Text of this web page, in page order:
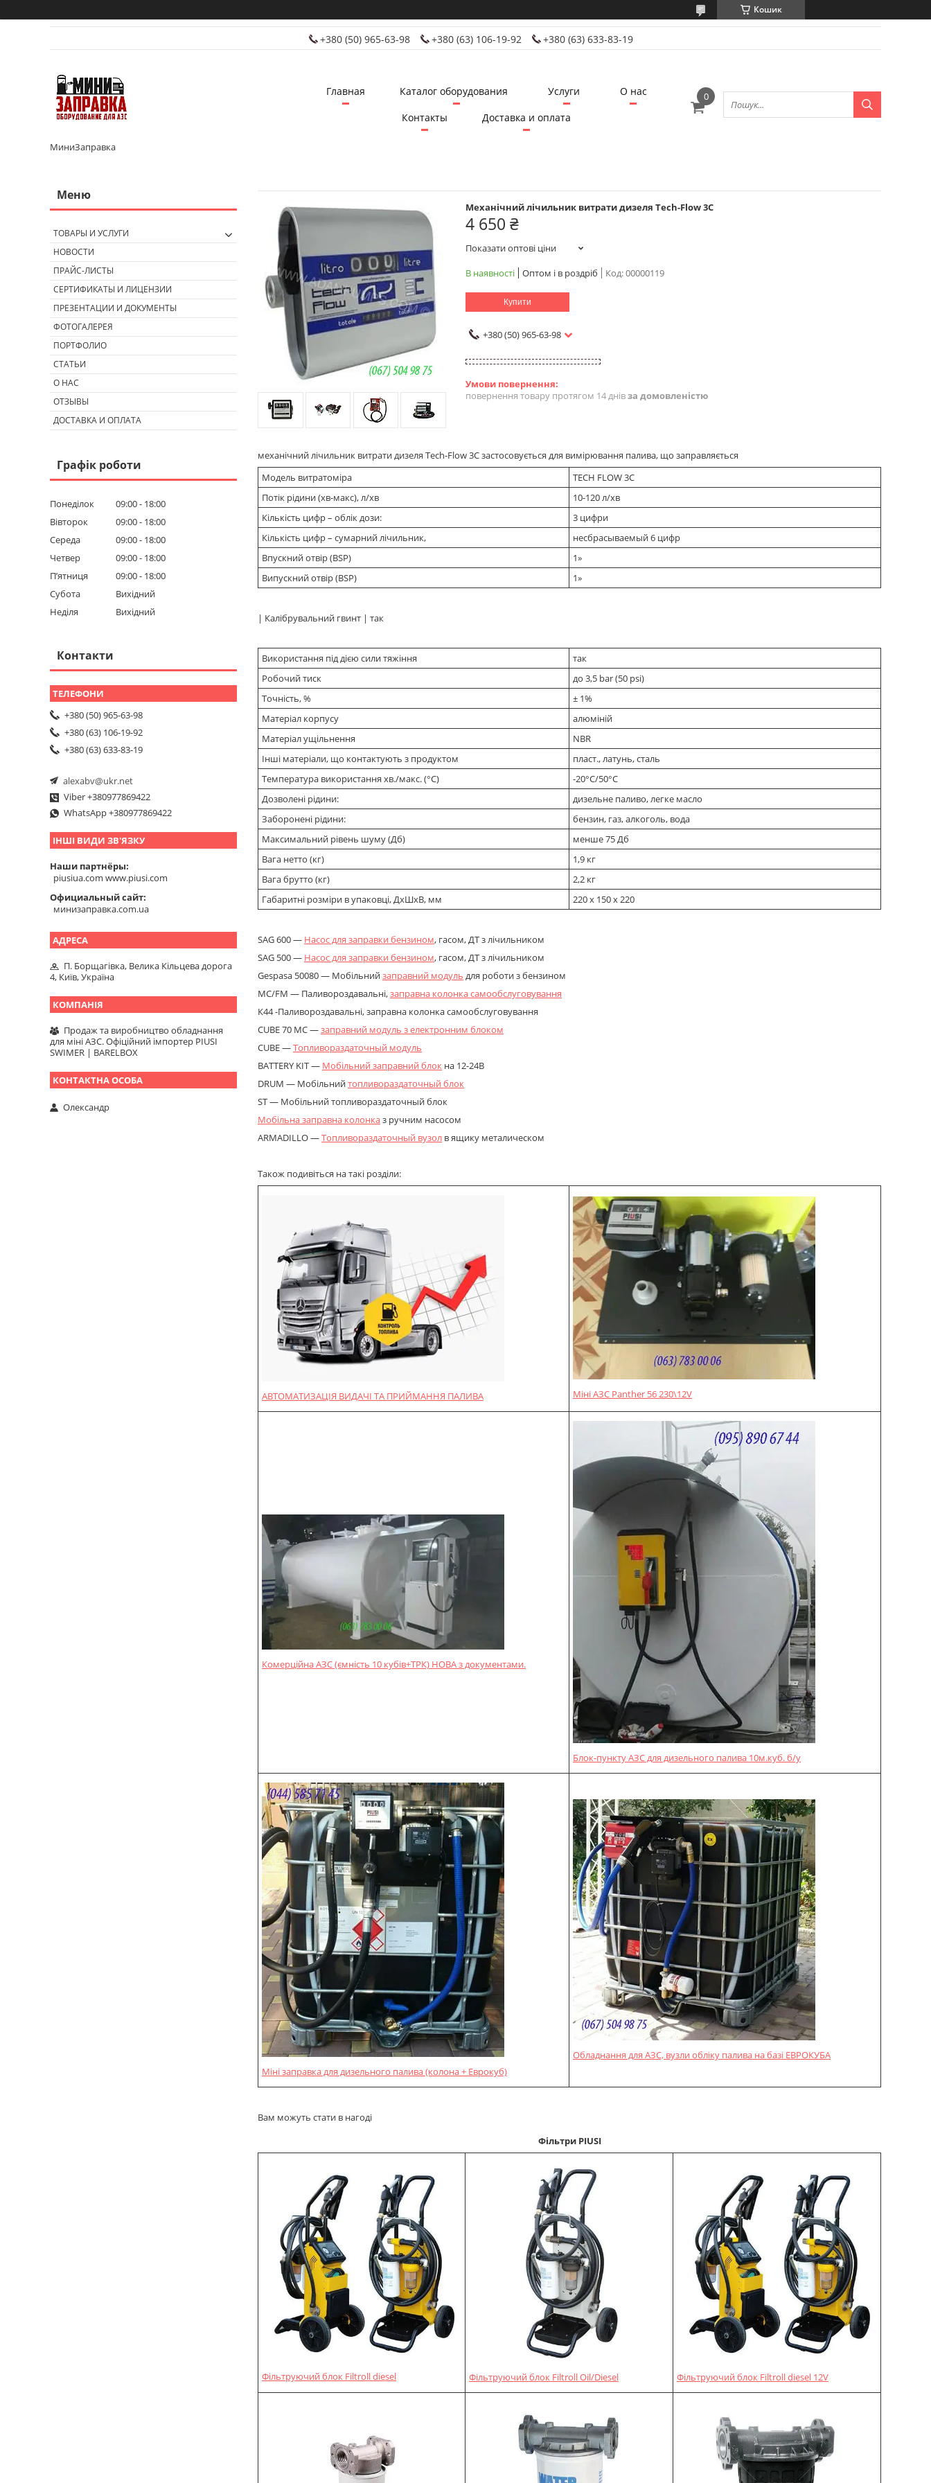
Кошик
+380 (50) 965-63-98 +380 (63) 106-19-92 +380 (63) 633-83-19
МиниЗаправка
Главная Каталог оборудования Услуги
О нас
Контакты
Доставка и оплата
Механічний лічильник витрати дизеля Tech-Flow 3C
4 650 ₴
Показати оптові ціни
В наявності
Оптом і в роздріб Код:00000119
Купити
+380 (50) 965-63-98
повернення товару протягом 14 днівза домовленістю
механічний лічильник витрати дизеля Tech-Flow 3C застосовується для вимірювання палива, що заправляється
Модель витратоміра
TECH FLOW 3C
Потік рідини (хв-макс), л/хв
10-120 л/хв
Кількість цифр – облік дози:
3 цифри
Кількість цифр – сумарний лічильник,
несбрасываемый 6 цифр
Впускний отвір (BSP)
1»
Випускний отвір (BSP)
1»
| Калібрувальний гвинт | так
Використання під дією сили тяжіння
так
Робочий тиск
до 3,5 bar (50 psi)
Точність, %
± 1%
Матеріал корпусу
алюміній
Матеріал ущільнення
NBR
Інші матеріали, що контактують з продуктом
пласт., латунь, сталь
Температура використання хв./макс. (°C)
-20°C/50°C
Дозволені рідини:
дизельне паливо, легке масло
Заборонені рідини:
бензин, газ, алкоголь, вода
Максимальний рівень шуму (Дб)
менше 75 Дб
Вага нетто (кг)
1,9 кг
Вага брутто (кг)
2,2 кг
Габаритні розміри в упаковці, ДхШхВ, мм
220 x 150 x 220
SAG 600 — Насос для заправки бензином, гасом, ДТ з лічильником
SAG 500 — Насос для заправки бензином, гасом, ДТ з лічильником
Gespasa 50080 — Мобільнийзаправний модуль для роботи з бензином
MC/FM — Паливороздавальні,заправна колонка самообслуговування
К44 -Паливороздавальні, заправна колонка самообслуговування
CUBE 70 MC —заправний модуль з електронним блоком
CUBE —Топливораздаточный модуль
BATTERY KIT — Мобільний заправний блок на 12-24В
DRUM — Мобільнийтопливораздаточный блок
ST — Мобільний топливораздаточный блок
Мобільна заправна колонказ ручним насосом
ARMADILLO —Топливораздаточный вузол в ящику металическом
Також подивіться на такі розділи:
АВТОМАТИЗАЦІЯ ВИДАЧІ ТА ПРИЙМАННЯ ПАЛИВА Міні АЗС Panther 56 230\12V
Комерційна АЗС (ємність 10 кубів+ТРК) НОВА з документами.
Блок-пункту АЗС для дизельного палива 10м.куб. б/у
Міні заправка для дизельного палива (колона + Еврокуб)
Обладнання для АЗС, вузли обліку палива на базі ЕВРОКУБА
Вам можуть стати в нагоді
Фільтри PIUSI
Фільтруючий блок Filtroll diesel Фільтруючий блок Filtroll Oil/Diesel Фільтруючий блок Filtroll diesel 12V
ТОВАРЫ И УСЛУГИ
НОВОСТИ
ПРАЙС-ЛИСТЫ
СЕРТИФИКАТЫ И ЛИЦЕНЗИИ
ПРЕЗЕНТАЦИИ И ДОКУМЕНТЫ
ФОТОГАЛЕРЕЯ
ПОРТФОЛИО
СТАТЬИ
О НАС
ОТЗЫВЫ
ДОСТАВКА И ОПЛАТА
Графік роботи
Понеділок 09:00
18:00
Вівторок
09:00
18:00
Середа
09:00
18:00
Четвер
09:00
18:00
Пʼятниця
09:00
18:00
Субота
Вихідний
Неділя
Вихідний
Контакти
+380 (50) 965-63-98
+380 (63) 106-19-92
+380 (63) 633-83-19
alexabv@ukr.net
Viber +380977869422
WhatsApp +380977869422
ІНШІ ВИДИ ЗВ'ЯЗКУ
Наши партнёры
piusiua.com www.piusi.com
Официальный сайт
минизаправка.com.ua
П. Борщагівка, Велика Кільцева дорога
4, Київ, Україна
Продаж та виробництво обладнання
для міні АЗС. Офіційний імпортер PIUSI
SWIMER | BARELBOX
Олександр